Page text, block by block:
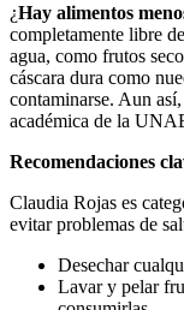
¿Hay alimentos
completamente libre
agua, como frutos
cáscara dura como
contaminarse. Aun
académica de la
Recomendaciones
Claudia Rojas es
evitar problemas de
Desechar
Lavar y pelar